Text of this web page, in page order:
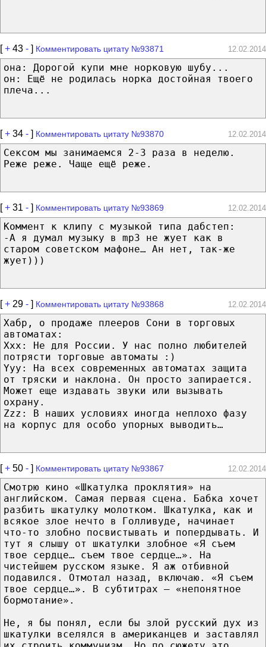
[+ 43 - ] Комментировать цитату №93871 12.02.2014
она: Дорогой купи мне норковую шубу...
он: Ещё не родилась норка достойная твоего
плеча...
[+ 34 - ] Комментировать цитату №93870 12.02.2014
Сексом мы занимаемся 2-3 раза в неделю.
Реже реже. Чаще ещё реже.
[+ 31 - ] Комментировать цитату №93869 12.02.2014
Коммент к клипу с музыкой типа дабстеп:
-А я думал музыку в mp3 не жует как в
старом советском мафоне… Ан нет, так-же
жует)))
[+ 29 - ] Комментировать цитату №93868 12.02.2014
Хабр, о продаже плееров Сони в торговых
автоматах:
Xxx: Не для России. У нас полно любителей
потрясти торговые автоматы :)
Yyy: На всех современных автоматах защита
от тряски и наклона. Он просто запирается.
Может еще издавать звуки или вызывать
охрану.
Zzz: В наших условиях иногда неплохо фазу
на корпус для особо упорных выводить…
[+ 50 - ] Комментировать цитату №93867 12.02.2014
Смотрю кино «Шкатулка проклятия» на
английском. Самая первая сцена. Бабка хочет
разбить шкатулку молотком. Шкатулка, как и
всякое злое нечто в Голливуде, начинает
что-то злобно посвистывать и попердывать. И
тут я слышу от шкатулки злобное «Я съем
твое сердце… съем твое сердце…». На
чистейшем русском языке. Я аж отбивной
подавился. Отмотал назад, включаю. «Я съем
твое сердце…». В субтитрах – «непонятное
бормотание».
Не, я бы понял, если бы злой русский дух из
шкатулки вселялся в американцев и заставлял